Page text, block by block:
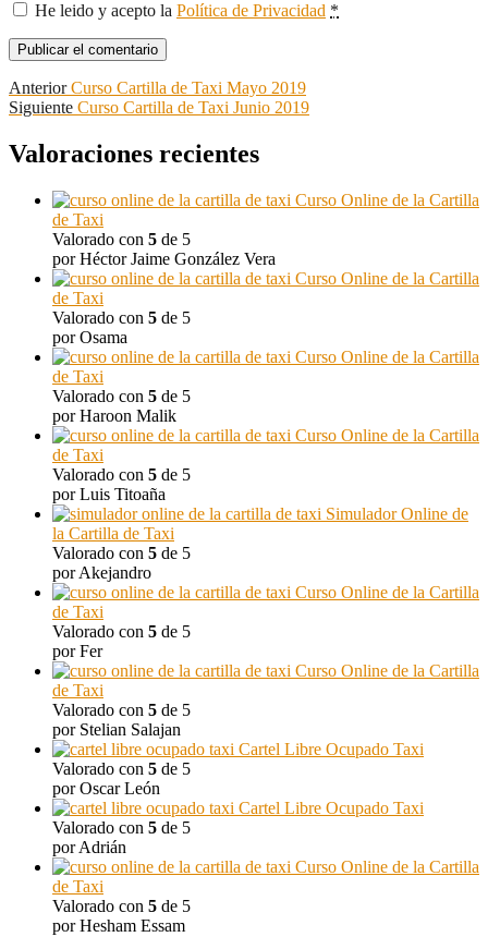
He leido y acepto la Política de Privacidad *
Navegación
de
entradas
Anterior Entrada
anterior:
Curso Cartilla de Taxi Mayo 2019
Siguiente Entrada
Curso Cartilla de Taxi Junio 2019
Valoraciones recientes
Curso Online de la Cartilla
de Taxi
Valorado con 5 de 5
por Héctor Jaime González Vera
Curso Online de la Cartilla
de Taxi
Valorado con 5 de 5
por Osama
Curso Online de la Cartilla
de Taxi
Valorado con 5 de 5
por Haroon Malik
Curso Online de la Cartilla
de Taxi
Valorado con 5 de 5
por Luis Titoaña
Simulador Online de
la Cartilla de Taxi
Valorado con 5 de 5
por Akejandro
Curso Online de la Cartilla
de Taxi
Valorado con 5 de 5
por Fer
Curso Online de la Cartilla
de Taxi
Valorado con 5 de 5
por Stelian Salajan
Cartel Libre Ocupado Taxi
Valorado con 5 de 5
por Oscar León
Cartel Libre Ocupado Taxi
Valorado con 5 de 5
por Adrián
Curso Online de la Cartilla
de Taxi
Valorado con 5 de 5
por Hesham Essam